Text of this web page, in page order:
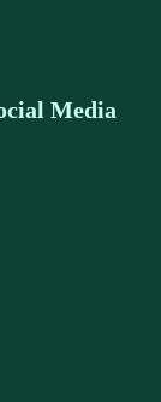
Media